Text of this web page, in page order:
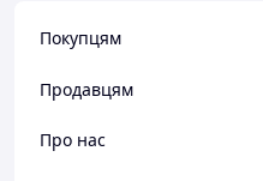
Покупцям
Продавцям
Про нас